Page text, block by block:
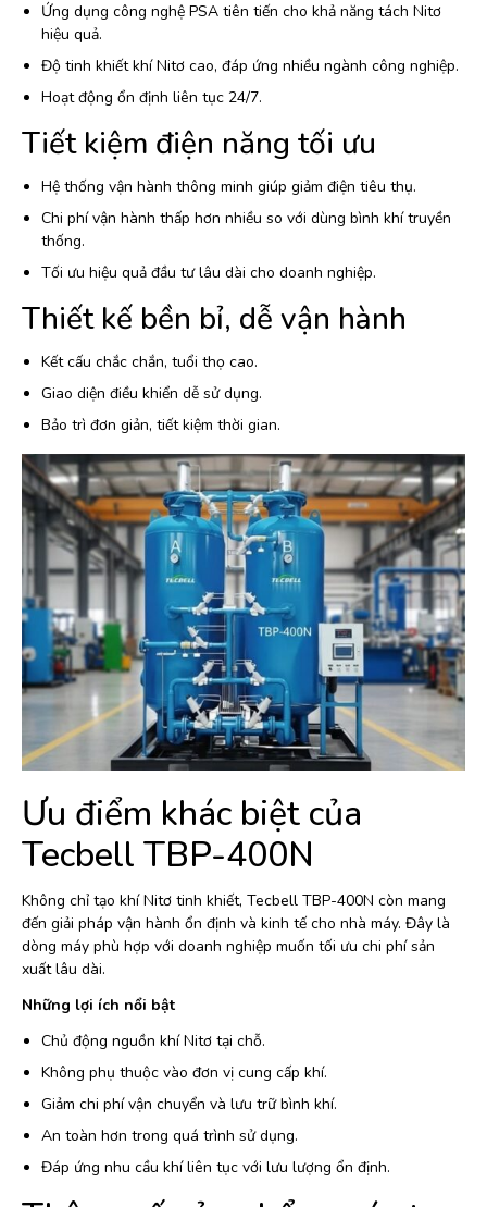
Ứng dụng công nghệ PSA tiên tiến cho khả năng tách Nitơ
hiệu quả.
Độ tinh khiết khí Nitơ cao, đáp ứng nhiều ngành công nghiệp.
Hoạt động ổn định liên tục 24/7.
Tiết kiệm điện năng tối ưu
Hệ thống vận hành thông minh giúp giảm điện tiêu thụ.
Chi phí vận hành thấp hơn nhiều so với dùng bình khí truyền
thống.
Tối ưu hiệu quả đầu tư lâu dài cho doanh nghiệp.
Thiết kế bền bỉ, dễ vận hành
Kết cấu chắc chắn, tuổi thọ cao.
Giao diện điều khiển dễ sử dụng.
Bảo trì đơn giản, tiết kiệm thời gian.
Ưu điểm khác biệt của
Tecbell TBP-400N
Không chỉ tạo khí Nitơ tinh khiết, Tecbell TBP-400N còn mang
đến giải pháp vận hành ổn định và kinh tế cho nhà máy. Đây là
dòng máy phù hợp với doanh nghiệp muốn tối ưu chi phí sản
xuất lâu dài.
Những lợi ích nổi bật
Chủ động nguồn khí Nitơ tại chỗ.
Không phụ thuộc vào đơn vị cung cấp khí.
Giảm chi phí vận chuyển và lưu trữ bình khí.
An toàn hơn trong quá trình sử dụng.
Đáp ứng nhu cầu khí liên tục với lưu lượng ổn định.